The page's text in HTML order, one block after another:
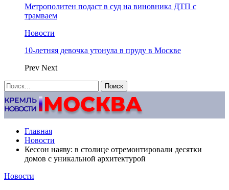
Метрополитен подаст в суд на виновника ДТП с
трамваем
Новости
10-летняя девочка утонула в пруду в Москве
Prev Next
Главная
Новости
Кессон наяву: в столице отремонтировали десятки
домов с уникальной архитектурой
Новости